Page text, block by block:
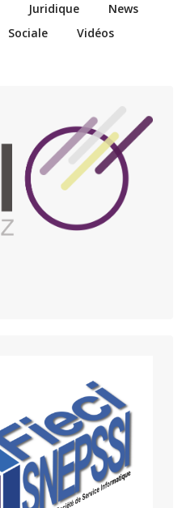
Juridique
News
Sociale Vidéos